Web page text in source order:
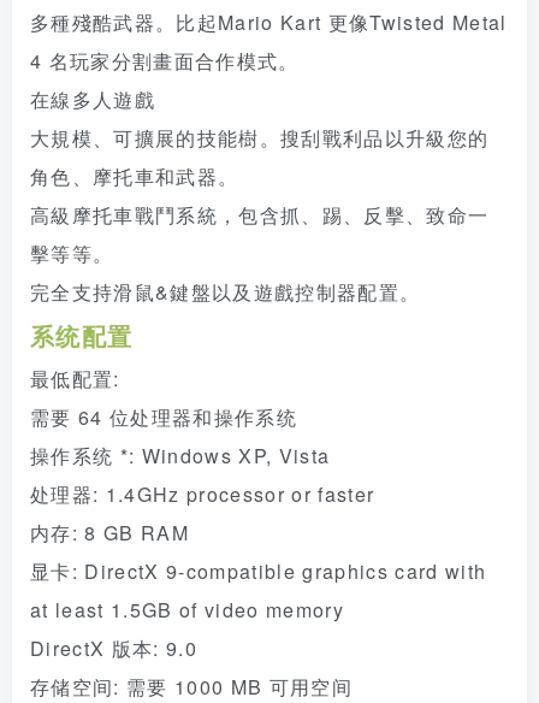
多種殘酷武器。比起Mario Kart 更像Twisted Metal
4 名玩家分割畫面合作模式。
在線多人遊戲
大規模、可擴展的技能樹。搜刮戰利品以升級您的
角色、摩托車和武器。
高級摩托車戰鬥系統，包含抓、踢、反擊、致命一
擊等等。
完全支持滑鼠&鍵盤以及遊戲控制器配置。
系统配置
最低配置:
需要 64 位处理器和操作系统
操作系统 *: Windows XP, Vista
处理器: 1.4GHz processor or faster
内存: 8 GB RAM
显卡: DirectX 9-compatible graphics card with
at least 1.5GB of video memory
DirectX 版本: 9.0
存储空间: 需要 1000 MB 可用空间